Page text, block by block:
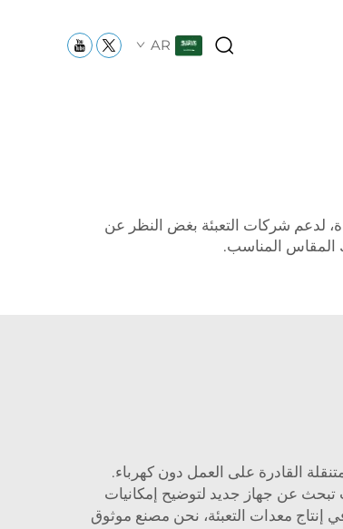
AR
لدعم شركات التعبئة بغض النظر عن
المقاس المناسب.
القادرة على العمل دون كهرباء.
تبحث عن جهاز جديد لتوضيح إمكانيات
اليوم؛ هل تعتقد أن أكياس الأسلوب الأفقي من نوع دوي ليست خيارًا؟ بفضل خبرة تزيد عن 20 عامًا في إنتاج معدات التعبئة، نحن مصنع موثوق